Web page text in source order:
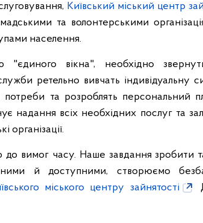
Київський міський центр
та волонтерськими
населення.
вікна", необхідно
ретельно вивчать індивідуальну
потреби та розроблять персональний
надання всіх необхідних послуг та
організації.
до вимог часу. Наше завдання зробити
й доступними, створюємо
міського центру зайнятості